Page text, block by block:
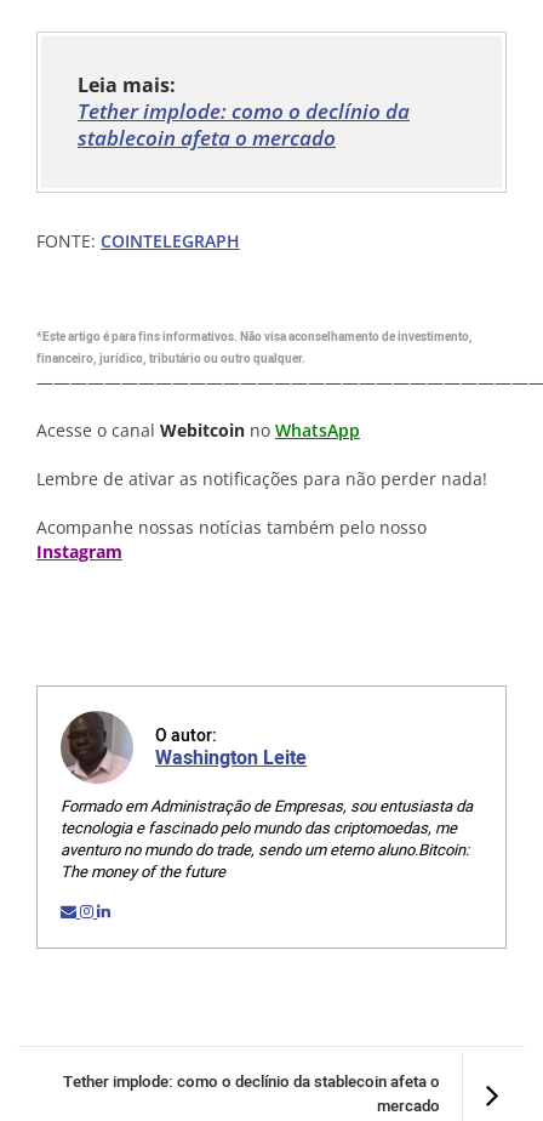
Leia mais:
Tether implode: como o declínio da
stablecoin afeta o mercado
FONTE: COINTELEGRAPH
*Este artigo é para fins informativos. Não visa aconselhamento de investimento,
financeiro, jurídico, tributário ou outro qualquer.
Acesse o canal Webitcoin no WhatsApp
Lembre de ativar as notificações para não perder nada!
Acompanhe nossas notícias também pelo nosso
Instagram
O autor:
Washington Leite
Formado em Administração de Empresas, sou entusiasta da
tecnologia e fascinado pelo mundo das criptomoedas, me
aventuro no mundo do trade, sendo um eterno aluno.Bitcoin:
The money of the future
Tether implode: como o declínio da stablecoin afeta o
mercado